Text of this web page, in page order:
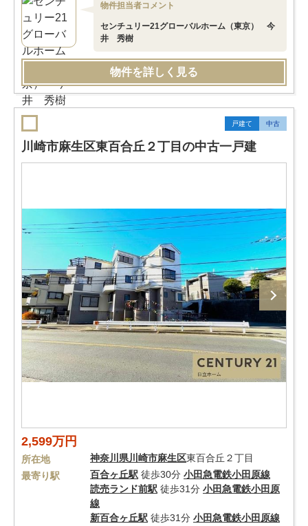
物件担当者コメント
センチュリー21グローバルホーム（東京） 今
井 秀樹
物件を詳しく見る
戸建て 中古
川崎市麻生区東百合丘２丁目の中古一戸建
2,599万円
所在地 神奈川県川崎市麻生区東百合丘２丁目
最寄り駅
百合ヶ丘駅 徒歩30分 小田急電鉄小田原線
読売ランド前駅 徒歩31分 小田急電鉄小田原
線
新百合ヶ丘駅 徒歩31分 小田急電鉄小田原線